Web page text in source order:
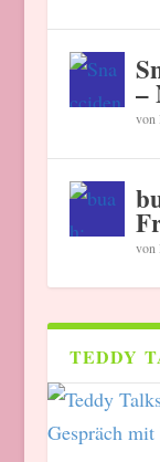
–
von
von
TEDDY